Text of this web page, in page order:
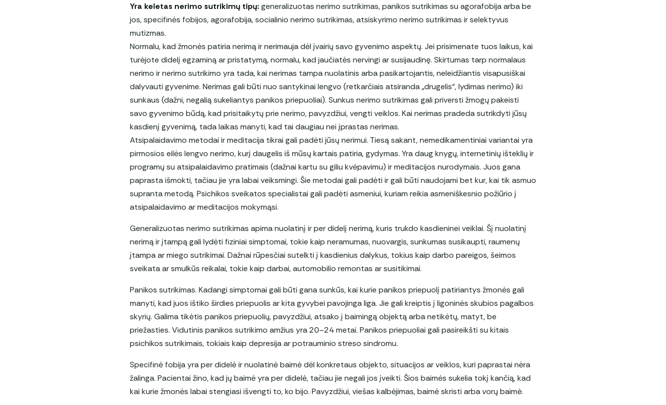
Yra keletas nerimo sutrikimų tipų: generalizuotas nerimo sutrikimas, panikos sutrikimas su agorafobija arba be
jos, specifinės fobijos, agorafobija, socialinio nerimo sutrikimas, atsiskyrimo nerimo sutrikimas ir selektyvus
mutizmas.
Normalu, kad žmonės patiria nerimą ir nerimauja dėl įvairių savo gyvenimo aspektų. Jei prisimenate tuos laikus, kai
turėjote didelį egzaminą ar pristatymą, normalu, kad jaučiatės nervingi ar susijaudinę. Skirtumas tarp normalaus
nerimo ir nerimo sutrikimo yra tada, kai nerimas tampa nuolatinis arba pasikartojantis, neleidžiantis visapusiškai
dalyvauti gyvenime. Nerimas gali būti nuo santykinai lengvo (retkarčiais atsiranda „drugelis“, lydimas nerimo) iki
sunkaus (dažni, negalią sukeliantys panikos priepuoliai). Sunkus nerimo sutrikimas gali priversti žmogų pakeisti
savo gyvenimo būdą, kad prisitaikytų prie nerimo, pavyzdžiui, vengti veiklos. Kai nerimas pradeda sutrikdyti jūsų
kasdienį gyvenimą, tada laikas manyti, kad tai daugiau nei įprastas nerimas.
Atsipalaidavimo metodai ir meditacija tikrai gali padėti jūsų nerimui. Tiesą sakant, nemedikamentiniai variantai yra
pirmosios eilės lengvo nerimo, kurį daugelis iš mūsų kartais patiria, gydymas. Yra daug knygų, internetinių išteklių ir
programų su atsipalaidavimo pratimais (dažnai kartu su giliu kvėpavimu) ir meditacijos nurodymais. Juos gana
paprasta išmokti, tačiau jie yra labai veiksmingi. Šie metodai gali padėti ir gali būti naudojami bet kur, kai tik asmuo
supranta metodą. Psichikos sveikatos specialistai gali padėti asmeniui, kuriam reikia asmeniškesnio požiūrio į
atsipalaidavimo ar meditacijos mokymąsi.
Generalizuotas nerimo sutrikimas apima nuolatinį ir per didelį nerimą, kuris trukdo kasdieninei veiklai. Šį nuolatinį
nerimą ir įtampą gali lydėti fiziniai simptomai, tokie kaip neramumas, nuovargis, sunkumas susikaupti, raumenų
įtampa ar miego sutrikimai. Dažnai rūpesčiai sutelkti į kasdienius dalykus, tokius kaip darbo pareigos, šeimos
sveikata ar smulkūs reikalai, tokie kaip darbai, automobilio remontas ar susitikimai.
Panikos sutrikimas. Kadangi simptomai gali būti gana sunkūs, kai kurie panikos priepuolį patiriantys žmonės gali
manyti, kad juos ištiko širdies priepuolis ar kita gyvybei pavojinga liga. Jie gali kreiptis į ligoninės skubios pagalbos
skyrių. Galima tikėtis panikos priepuolių, pavyzdžiui, atsako į baimingą objektą arba netikėtų, matyt, be
priežasties. Vidutinis panikos sutrikimo amžius yra 20–24 metai. Panikos priepuoliai gali pasireikšti su kitais
psichikos sutrikimais, tokiais kaip depresija ar potrauminio streso sindromu.
Specifinė fobija yra per didelė ir nuolatinė baimė dėl konkretaus objekto, situacijos ar veiklos, kuri paprastai nėra
žalinga. Pacientai žino, kad jų baimė yra per didelė, tačiau jie negali jos įveikti. Šios baimės sukelia tokį kančią, kad
kai kurie žmonės labai stengiasi išvengti to, ko bijo. Pavyzdžiui, viešas kalbėjimas, baimė skristi arba vorų baimė.